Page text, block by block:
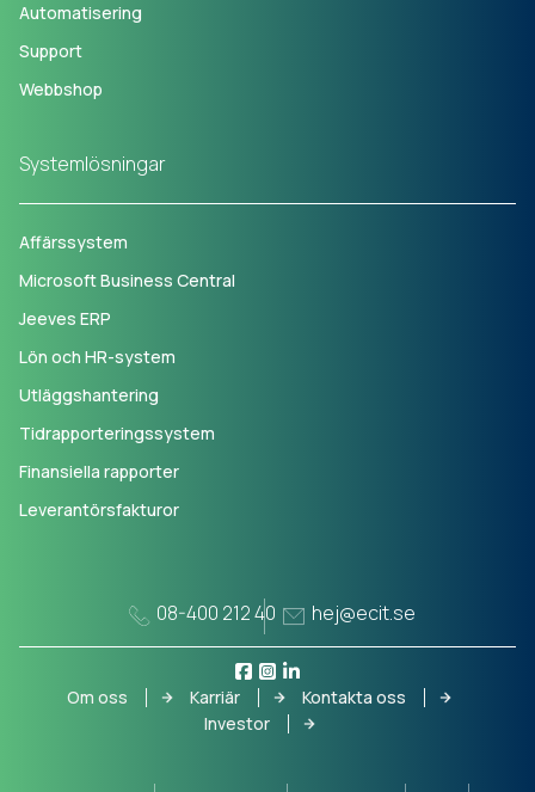
Automatisering
Support
Webbshop
Systemlösningar
Affärssystem
Microsoft Business Central
Jeeves ERP
Lön och HR-system
Utläggshantering
Tidrapporteringssystem
Finansiella rapporter
Leverantörsfakturor
08-400 212 40 hej@ecit.se
Om oss Karriär
Kontakta oss
Investor